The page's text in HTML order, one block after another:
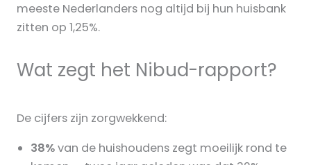
meeste Nederlanders nog altijd bij hun huisbank
zitten op 1,25%.
Wat zegt het Nibud-rapport?
De cijfers zijn zorgwekkend:
38%van de huishoudens zegt moeilijk rond te